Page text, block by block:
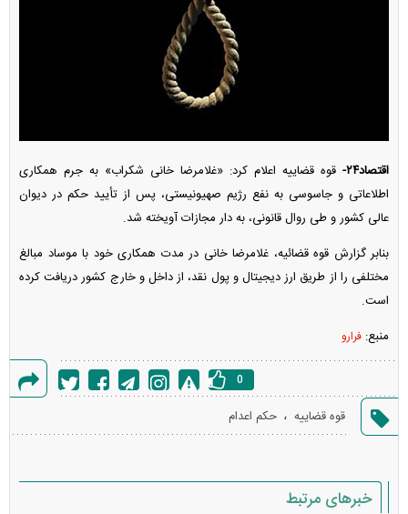
اقتصاد۲۴-
قوه قضاییه اعلام کرد: «غلامرضا خانی شکراب» به جرم همکاری
اطلاعاتی و جاسوسی به نفع رژیم صهیونیستی، پس از تأیید حکم در دیوان
عالی کشور و طی روال قانونی، به دار مجازات آویخته شد.
بنابر گزارش قوه قضائیه، غلامرضا خانی در مدت همکاری خود با موساد مبالغ
مختلفی را از طریق ارز دیجیتال و پول نقد، از داخل و خارج کشور دریافت کرده
است.
منبع: فرارو
خطا
0
قوه قضاییه ، حکم اعدام
خبرهای مرتبط